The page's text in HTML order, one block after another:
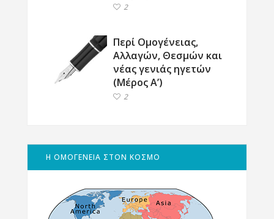
2
Περί Ομογένειας,
Αλλαγών, Θεσμών και
νέας γενιάς ηγετών
(Μέρος Α’)
2
Η ΟΜΟΓΕΝΕΙΑ ΣΤΟΝ ΚΟΣΜΟ